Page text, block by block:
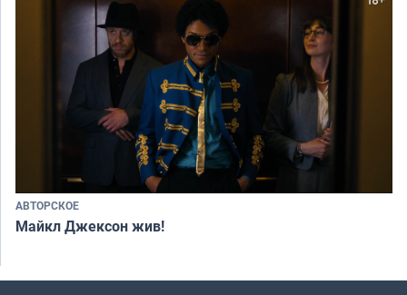
АВТОРСКОЕ
Майкл Джексон жив!